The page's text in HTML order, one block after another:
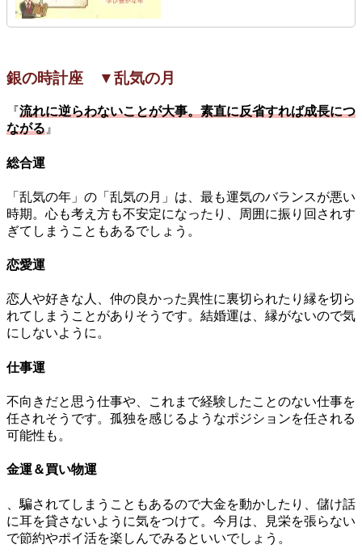
銀の時計座 ▼乱気の月
『流れに逆らわないことが大事。素直に反省すれば成長につ
ながる 』
総合運
「乱気の年」の「乱気の月」は、最も運気のバランスが悪い
時期。心も考え方も不安定になったり、周囲に振り回されす
ぎてしまうこともあるでしょう。
恋愛運
恋人や好きな人、仲の良かった異性に裏切られたり縁を切ら
れてしまうことがありそうです。結婚運は、縁がないので気
にしないように。
仕事運
不向きだと思う仕事や、これまで経験したことのない仕事を
任されそうです。孤独を感じるようなポジションを任される
可能性も。
金運＆買い物運
、騙されてしまうこともあるので大金を動かしたり、儲け話
に耳を貸さないように気をつけて。今月は、見栄を張らない
で節約やポイ活を楽しんでみるといいでしょう。